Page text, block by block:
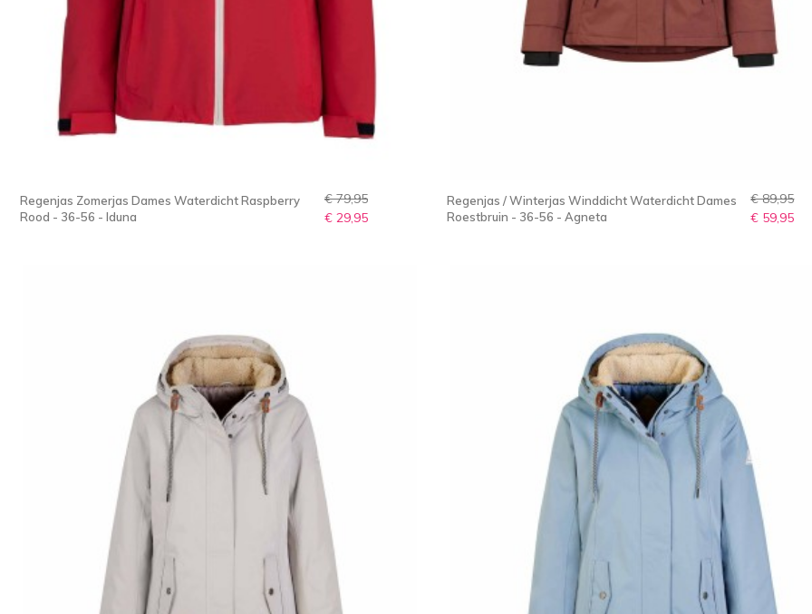
Regenjas Zomerjas Dames Waterdicht Raspberry
Rood - 36-56 - Iduna
€ 79,95
€ 29,95
Regenjas / Winterjas Winddicht Waterdicht Dames
Roestbruin - 36-56 - Agneta
€ 89,95
€ 59,95